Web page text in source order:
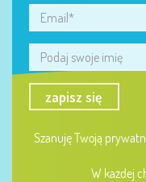
zapisz się
Szanuję Twoją
W każdej